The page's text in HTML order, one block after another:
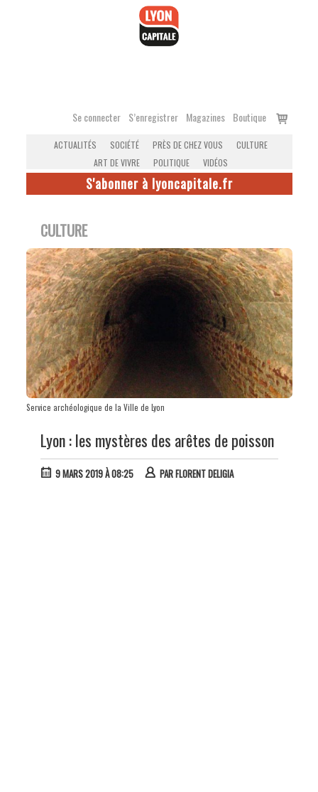
Se connecter S’enregistrer Magazines Boutique
Voir
ACTUALITÉS SOCIÉTÉ PRÈS DE CHEZ VOUS
CULTURE
ART DE VIVRE
POLITIQUE VIDÉOS
S'abonner à lyoncapitale.fr
CULTURE
Service archéologique de la Ville de Lyon
Lyon : les mystères des arêtes de poisson
9 MARS 2019 À 08:25 PARFLORENT DELIGIA